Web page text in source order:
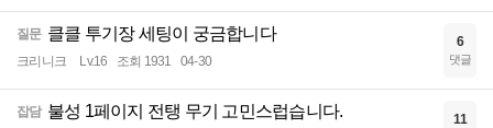
질문 클클 투기장 세팅이 궁금합니다
크리니크 Lv.16 조회 1931 04-30
6
댓글
잡담 불성 1페이지 전탱 무기 고민스럽습니다. 11